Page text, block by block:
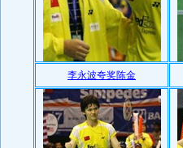
李永波夸奖陈金